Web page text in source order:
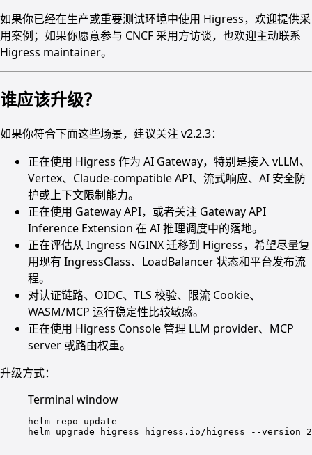
如果你已经在生产或重要测试环境中使用 Higress，欢迎提供采
用案例；如果你愿意参与 CNCF 采用方访谈，也欢迎主动联系
Higress maintainer。
谁应该升级？
如果你符合下面这些场景，建议关注 v2.2.3：
正在使用 Higress 作为 AI Gateway，特别是接入 vLLM、
Vertex、Claude-compatible API、流式响应、AI 安全防
护或上下文限制能力。
正在使用 Gateway API，或者关注 Gateway API
Inference Extension 在 AI 推理调度中的落地。
正在评估从 Ingress NGINX 迁移到 Higress，希望尽量复
用现有 IngressClass、LoadBalancer 状态和平台发布流
程。
对认证链路、OIDC、TLS 校验、限流 Cookie、
WASM/MCP 运行稳定性比较敏感。
正在使用 Higress Console 管理 LLM provider、MCP
server 或路由权重。
升级方式：
Terminal window
helm repo
update
helm upgrade higress higress.io/higress --version